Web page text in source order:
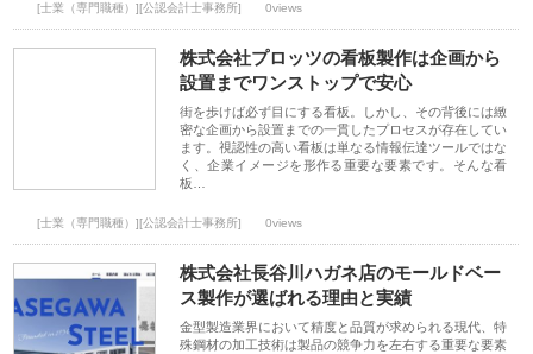
[士業（専門職種）][公認会計士事務所] 0views
株式会社プロッツの看板製作は企画から
設置までワンストップで安心
街を歩けば必ず目にする看板。しかし、その背後には緻
密な企画から設置までの一貫したプロセスが存在してい
ます。視認性の高い看板は単なる情報伝達ツールではな
く、企業イメージを形作る重要な要素です。そんな看
板…
[士業（専門職種）][公認会計士事務所] 0views
株式会社長谷川ハガネ店のモールドベー
ス製作が選ばれる理由と実績
金型製造業界において精度と品質が求められる現代、特
殊鋼材の加工技術は製品の競争力を左右する重要な要素